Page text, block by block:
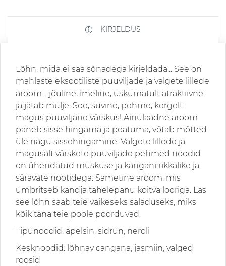
KIRJELDUS
Lõhn, mida ei saa sõnadega kirjeldada... See on
mahlaste eksootiliste puuviljade ja valgete lillede
aroom - jõuline, imeline, uskumatult atraktiivne
ja jätab mulje. Soe, suvine, pehme, kergelt
magus puuviljane värskus! Ainulaadne aroom
paneb sisse hingama ja peatuma, võtab mõtted
üle nagu sissehingamine. Valgete lillede ja
magusalt värskete puuviljade pehmed noodid
on ühendatud muskuse ja kangani rikkalike ja
säravate nootidega. Sametine aroom, mis
ümbritseb kandja tähelepanu köitva looriga. Las
see lõhn saab teie väikeseks saladuseks, miks
kõik täna teie poole pöörduvad.
Tipunoodid: apelsin, sidrun, neroli
Kesknoodid: lõhnav cangana, jasmiin, valged
roosid